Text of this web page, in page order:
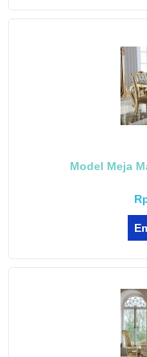
Model Meja